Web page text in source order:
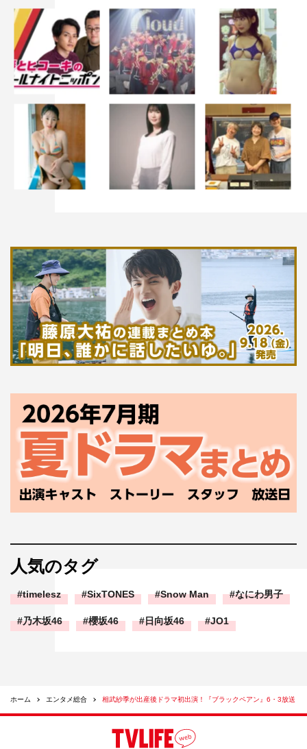
人気のタグ
timelesz SixTONES Snow Man なにわ男子
乃木坂46 櫻坂46 日向坂46 JO1
ホーム エンタメ総合 相武紗季が出産後ドラマ初出演！『ブラックペアン』6・3放送